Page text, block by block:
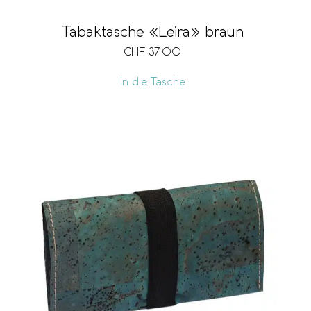
Tabaktasche «Leira» braun
CHF 37.00
In die Tasche